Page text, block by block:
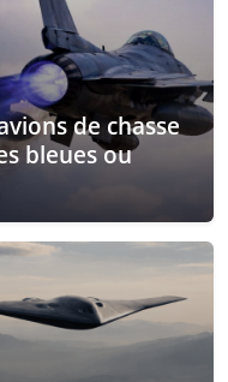
de chasse
bleues ou